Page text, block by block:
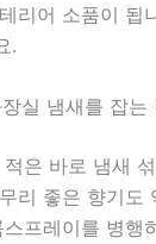
리어 소품이 됩
.
실 냄새를 잡는
은 바로 냄새
리 좋은 향기도
프레이를 병행